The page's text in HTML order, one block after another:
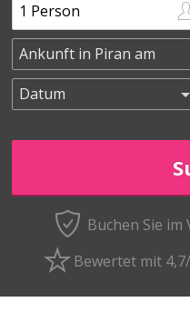
Buchen Sie im
Bewertet mit